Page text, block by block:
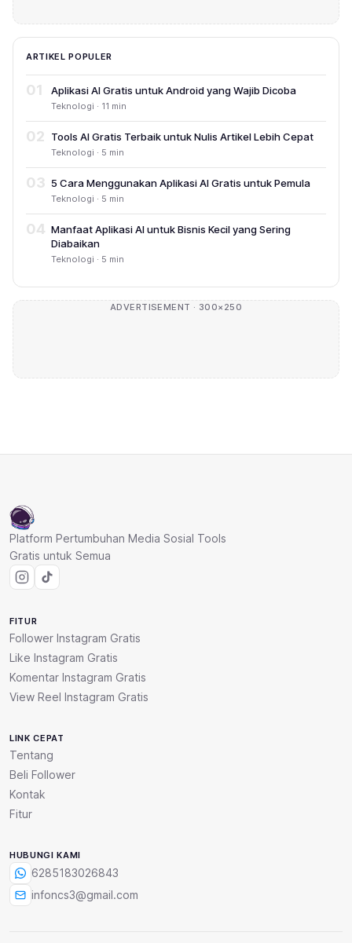
ARTIKEL POPULER
01 Aplikasi AI Gratis untuk Android yang Wajib Dicoba
Teknologi · 11 min
02 Tools AI Gratis Terbaik untuk Nulis Artikel Lebih Cepat
Teknologi · 5 min
03 5 Cara Menggunakan Aplikasi AI Gratis untuk Pemula
Teknologi · 5 min
04 Manfaat Aplikasi AI untuk Bisnis Kecil yang Sering
Diabaikan
Teknologi · 5 min
ADVERTISEMENT · 300×250
Platform Pertumbuhan Media Sosial Tools
Gratis untuk Semua
FITUR
Follower Instagram Gratis
Like Instagram Gratis
Komentar Instagram Gratis
View Reel Instagram Gratis
LINK CEPAT
Tentang
Beli Follower
Kontak
Fitur
HUBUNGI KAMI
6285183026843
infoncs3@gmail.com